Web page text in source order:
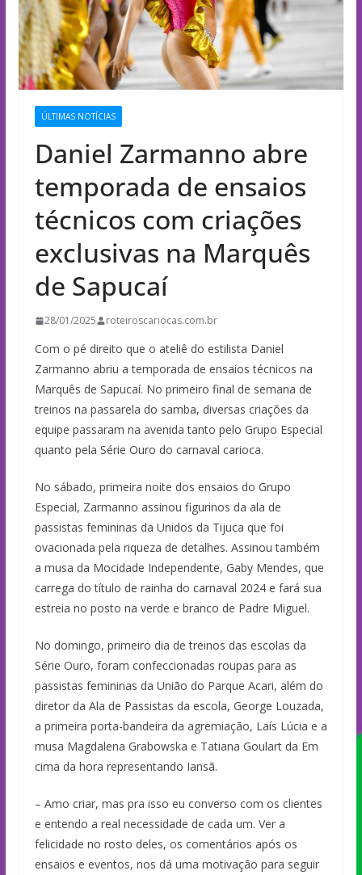
ÚLTIMAS NOTÍCIAS
Daniel Zarmanno abre
temporada de ensaios
técnicos com criações
exclusivas na Marquês
de Sapucaí
28/01/2025 roteiroscariocas.com.br
Com o pé direito que o ateliê do estilista Daniel
Zarmanno abriu a temporada de ensaios técnicos na
Marquês de Sapucaí. No primeiro final de semana de
treinos na passarela do samba, diversas criações da
equipe passaram na avenida tanto pelo Grupo Especial
quanto pela Série Ouro do carnaval carioca.
No sábado, primeira noite dos ensaios do Grupo
Especial, Zarmanno assinou figurinos da ala de
passistas femininas da Unidos da Tijuca que foi
ovacionada pela riqueza de detalhes. Assinou também
a musa da Mocidade Independente, Gaby Mendes, que
carrega do título de rainha do carnaval 2024 e fará sua
estreia no posto na verde e branco de Padre Miguel.
No domingo, primeiro dia de treinos das escolas da
Série Ouro, foram confeccionadas roupas para as
passistas femininas da União do Parque Acari, além do
diretor da Ala de Passistas da escola, George Louzada,
a primeira porta-bandeira da agremiação, Laís Lúcia e a
musa Magdalena Grabowska e Tatiana Goulart da Em
cima da hora representando Iansã.
– Amo criar, mas pra isso eu converso com os clientes
e entendo a real necessidade de cada um. Ver a
felicidade no rosto deles, os comentários após os
ensaios e eventos, nos dá uma motivação para seguir